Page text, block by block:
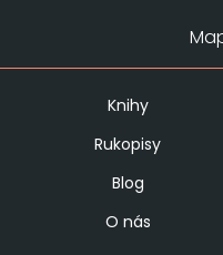
Knihy
Rukopisy
Blog
O nás